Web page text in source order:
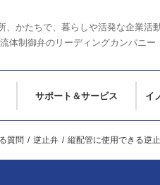
、かたちで、暮らしや活発な企業活
流体制御弁のリーディングカンパニー
サポート＆サービス イ
質問 逆止弁 縦配管に使用できる逆